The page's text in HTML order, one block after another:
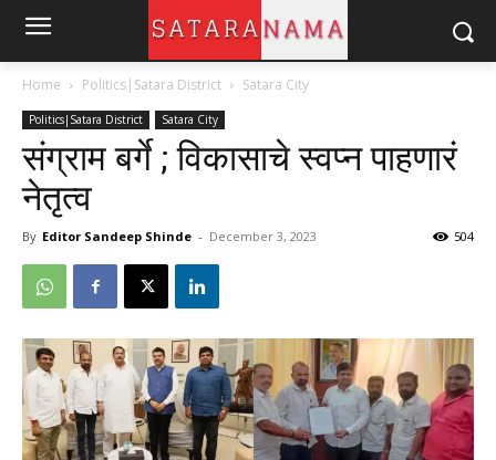
Home Politics|Satara District Satara City
Politics|Satara District Satara City
संग्राम बर्गे ; विकासाचे स्वप्न पाहणारं
नेतृत्व
By Editor Sandeep Shinde - December 3, 2023 504